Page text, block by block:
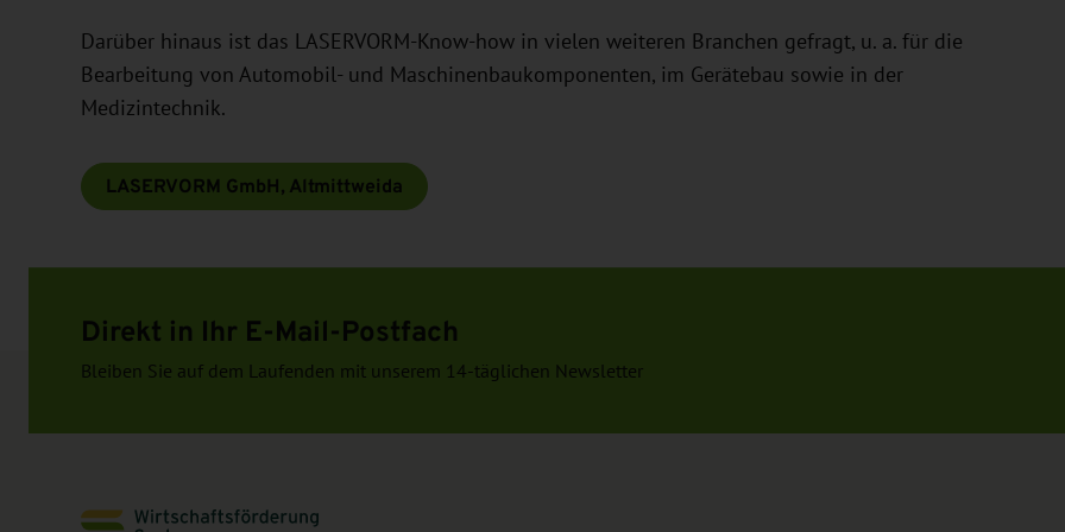
Darüber hinaus ist das LASERVORM-Know-how in vielen weiteren Branchen gefragt, u. a. für die
Bearbeitung von Automobil- und Maschinenbaukomponenten, im Gerätebau sowie in der
Medizintechnik.
LASERVORM GmbH, Altmittweida
Direkt in Ihr E-Mail-Postfach
Bleiben Sie auf dem Laufenden mit unserem 14-täglichen Newsletter